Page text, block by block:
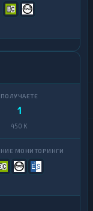
1
450 K